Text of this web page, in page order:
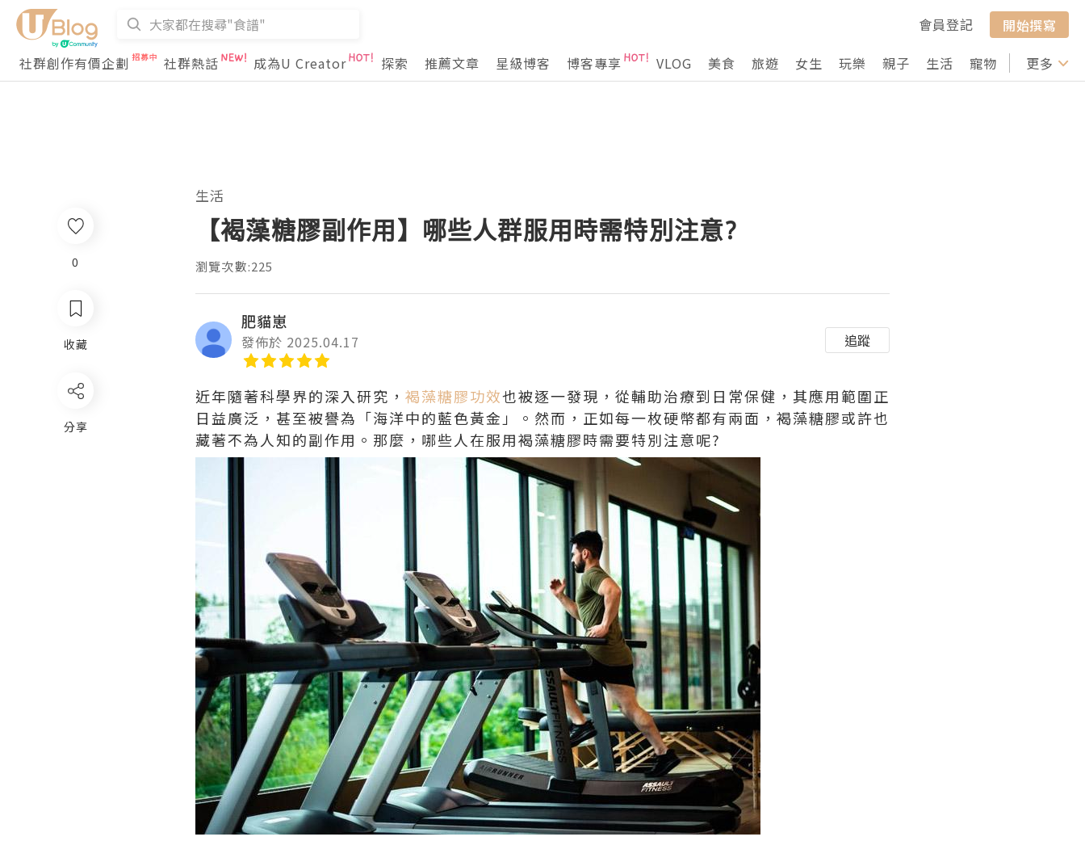
會員登記
開始撰寫
社群創作有價企劃
社群熱話 成為U Creator 探索 推薦文章 星級博客 博客專享 VLOG 美食 旅遊 女生 玩樂 親子 生活 寵物 行山 打卡
更多
生活
【褐藻糖膠副作用】哪些人群服用時需特別注意?
瀏覽次數:225
肥貓崽
發佈於 2025.04.17 追蹤
近年隨著科學界的深入研究， 褐藻糖膠功效也被逐一發現，從輔助治療到日常保健，其應用範圍正
日益廣泛，甚至被譽為「海洋中的藍色黃金」。然而，正如每一枚硬幣都有兩面，褐藻糖膠或許也
藏著不為人知的副作用。那麼，哪些人在服用褐藻糖膠時需要特別注意呢?
0
收藏
分享